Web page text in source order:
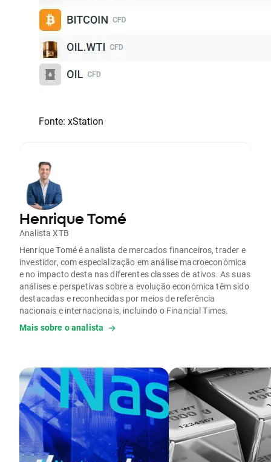
Fonte: xStation
Henrique Tomé
Analista XTB
Henrique Tomé é analista de mercados financeiros, trader e
investidor, com especialização em análise macroeconómica
e no impacto desta nas diferentes classes de ativos. As suas
análises e perspetivas sobre a evolução económica têm sido
destacadas e reconhecidas por meios de referência
nacionais e internacionais, incluindo o Financial Times.
É formado em Finanças e Contabilidade e possui uma pós-
Mais sobre o analista